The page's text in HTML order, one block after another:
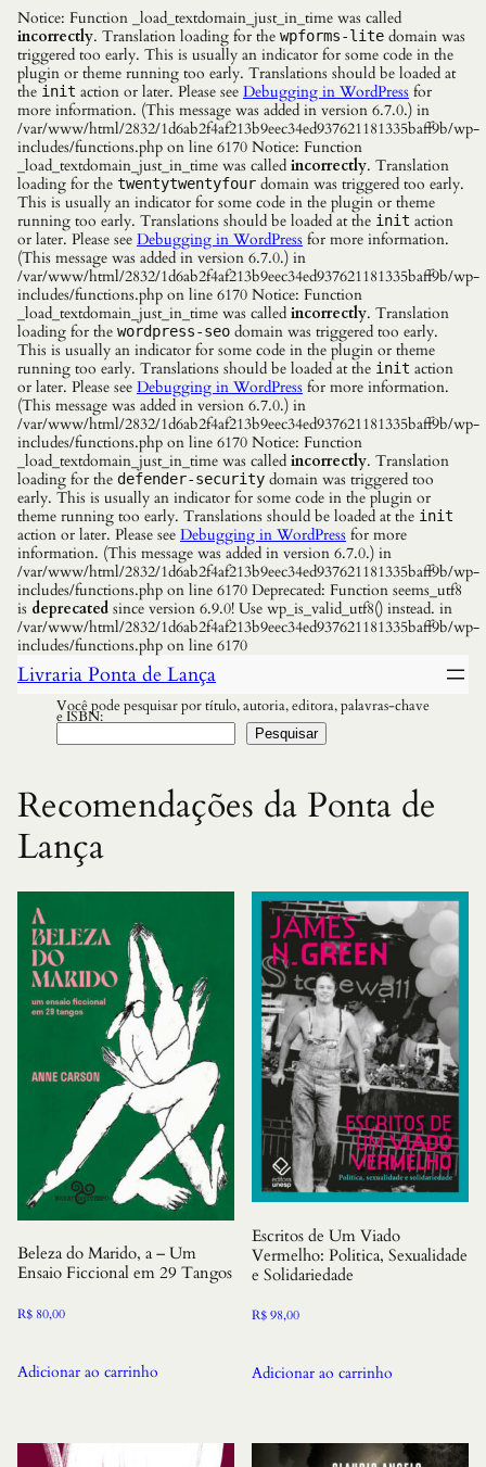
Notice: Function _load_textdomain_just_in_time was called
incorrectly. Translation loading for the wpforms-lite domain was
triggered too early. This is usually an indicator for some code in the
plugin or theme running too early. Translations should be loaded at
the init action or later. Please see Debugging in WordPress for
more information. (This message was added in version 6.7.0.) in
/var/www/html/2832/1d6ab2f4af213b9eec34ed937621181335baff9b/wp-
includes/functions.php on line 6170 Notice: Function
_load_textdomain_just_in_time was called incorrectly. Translation
loading for the twentytwentyfour domain was triggered too early.
This is usually an indicator for some code in the plugin or theme
running too early. Translations should be loaded at the init action
or later. Please see Debugging in WordPress for more information.
(This message was added in version 6.7.0.) in
/var/www/html/2832/1d6ab2f4af213b9eec34ed937621181335baff9b/wp-
includes/functions.php on line 6170 Notice: Function
_load_textdomain_just_in_time was called incorrectly. Translation
loading for the wordpress-seo domain was triggered too early.
This is usually an indicator for some code in the plugin or theme
running too early. Translations should be loaded at the init action
or later. Please see Debugging in WordPress for more information.
(This message was added in version 6.7.0.) in
/var/www/html/2832/1d6ab2f4af213b9eec34ed937621181335baff9b/wp-
includes/functions.php on line 6170 Notice: Function
_load_textdomain_just_in_time was called incorrectly. Translation
loading for the defender-security domain was triggered too
early. This is usually an indicator for some code in the plugin or
theme running too early. Translations should be loaded at the init
action or later. Please see Debugging in WordPress for more
information. (This message was added in version 6.7.0.) in
/var/www/html/2832/1d6ab2f4af213b9eec34ed937621181335baff9b/wp-
includes/functions.php on line 6170 Deprecated: Function seems_utf8
is deprecated since version 6.9.0! Use wp_is_valid_utf8() instead. in
/var/www/html/2832/1d6ab2f4af213b9eec34ed937621181335baff9b/wp-
includes/functions.php on line 6170
Livraria Ponta de Lança
Você pode pesquisar por título, autoria, editora, palavras-chave
e ISBN:
Pesquisar
Recomendações da Ponta de
Lança
Beleza do Marido, a – Um
Ensaio Ficcional em 29 Tangos
R$ 80,00
Adicionar ao carrinho
Escritos de Um Viado
Vermelho: Politica, Sexualidade
e Solidariedade
R$98,00
Adicionar ao carrinho